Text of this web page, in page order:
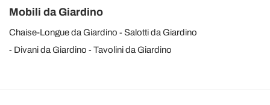
Mobili da Giardino
Chaise-Longue da Giardino
Salotti da Giardino
Divani da Giardino
Tavolini da Giardino